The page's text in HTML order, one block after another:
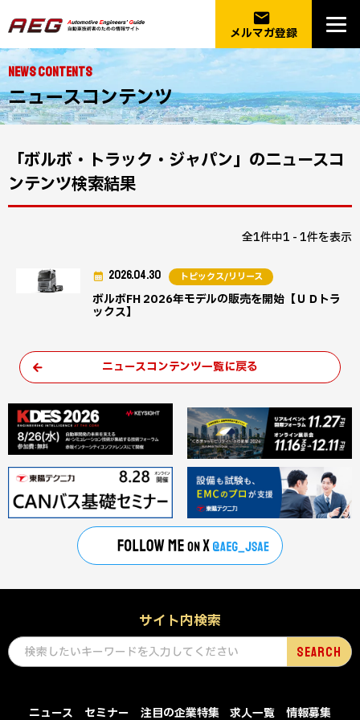
email
メルマガ登録
NEWS CONTENTS
ニュースコンテンツ
「ボルボ・トラック・ジャパン」のニュースコ
ンテンツ検索結果
全1件中1 - 1件を表示
ボルボFH 2026年モデルの販売を開始【ＵＤトラ
ックス】
2026.04.30 トピックス/リリース
ニュースコンテンツ一覧に戻る
サイト内検索
ニュース セミナー 注目の企業特集 求人一覧 情報募集